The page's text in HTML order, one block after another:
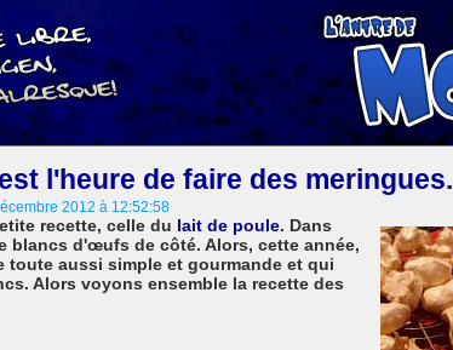
l'heure de faire des meringues.
2012 à 12:52:58
recette, celle du lait de poule. Dans
blancs d'œufs de côté. Alors, cette année,
toute aussi simple et gourmande et qui
Alors voyons ensemble la recette des